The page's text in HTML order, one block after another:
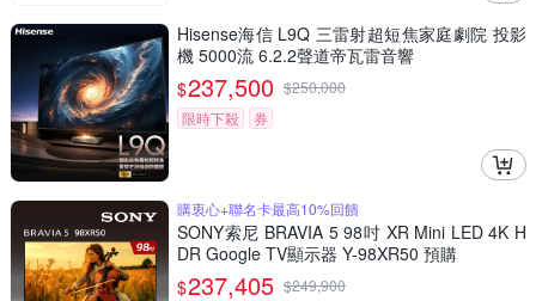
Hisense海信 L9Q 三雷射超短焦家庭劇院 投影
機 5000流 6.2.2聲道帝瓦雷音響
$237,500 $250,000
限時下殺
券
購衷心+聯名卡最高10%回饋
SONY索尼 BRAVIA 5 98吋 XR Mini LED 4K H
DR Google TV顯示器 Y-98XR50 預購
$237,405 $249,900